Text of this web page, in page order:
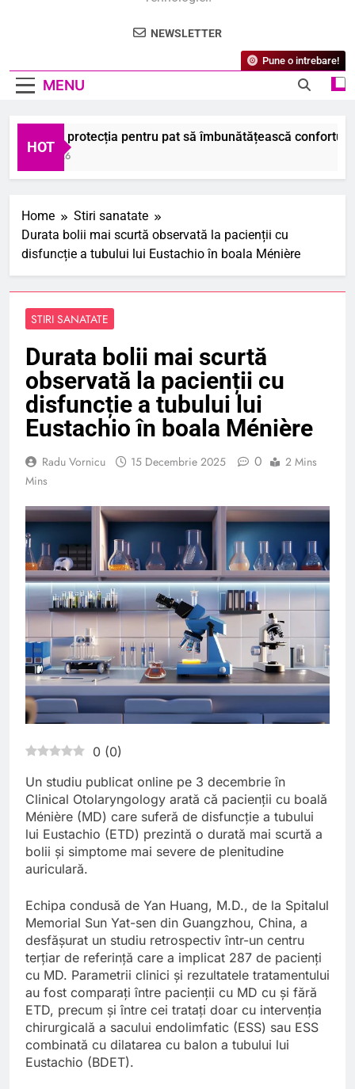
NEWSLETTER
MENU
Pune o intrebare!
HOT
ajută protecția pentru pat să îmbunătățească confortul
2026
Home
Stiri sanatate
Durata bolii mai scurtă observată la pacienții cu
disfuncție a tubului lui Eustachio în boala Ménière
STIRI SANATATE
Durata bolii mai scurtă
observată la pacienții cu
disfuncție a tubului lui
Eustachio în boala Ménière
Radu Vornicu 15 Decembrie 2025 0
2 Mins
Mins
0 (0)
Un studiu publicat online pe 3 decembrie în
Clinical Otolaryngology arată că pacienții cu boală
Ménière (MD) care suferă de disfuncție a tubului
lui Eustachio (ETD) prezintă o durată mai scurtă a
bolii și simptome mai severe de plenitudine
auriculară.
Echipa condusă de Yan Huang, M.D., de la Spitalul
Memorial Sun Yat-sen din Guangzhou, China, a
desfășurat un studiu retrospectiv într-un centru
terțiar de referință care a implicat 287 de pacienți
cu MD. Parametrii clinici și rezultatele tratamentului
au fost comparați între pacienții cu MD cu și fără
ETD, precum și între cei tratați doar cu intervenția
chirurgicală a sacului endolimfatic (ESS) sau ESS
combinată cu dilatarea cu balon a tubului lui
Eustachio (BDET).